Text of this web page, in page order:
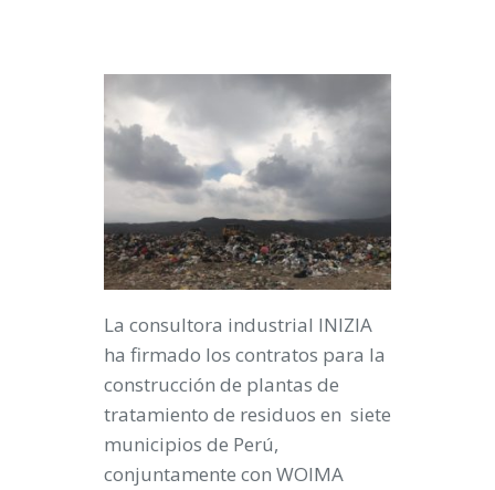
La consultora industrial INIZIA
ha firmado los contratos para la
construcción de plantas de
tratamiento de residuos en siete
municipios de Perú,
conjuntamente con WOIMA